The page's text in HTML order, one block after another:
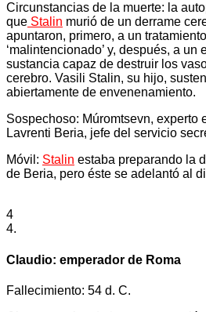
Circunstancias de la muerte: la
que Stalin murió de un derrame
apuntaron, primero, a un
‘malintencionado’ y, después, a
sustancia capaz de destruir los
cerebro. Vasili Stalin, su hijo,
abiertamente de envenenamiento.
Sospechoso: Múromtsevn, experto
Lavrenti Beria, jefe del servicio
Móvil: Stalin estaba preparando la
de Beria, pero éste se adelantó al
4
4.
Claudio: emperador de Roma
Fallecimiento: 54 d. C.